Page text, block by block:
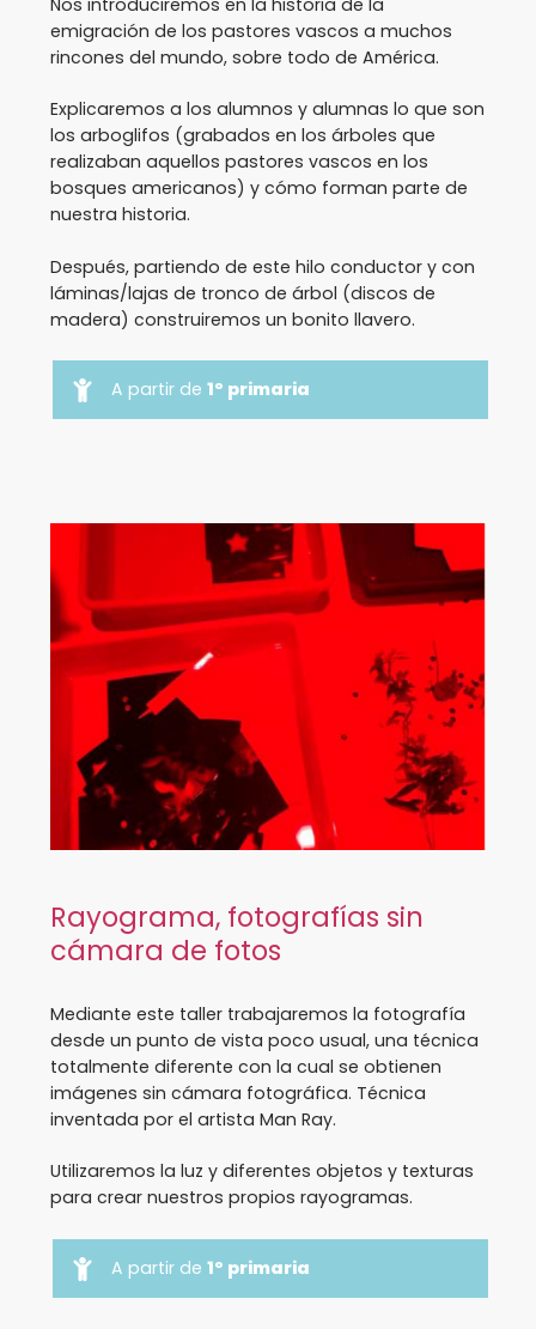
Nos introduciremos en la historia de la
emigración de los pastores vascos a muchos
rincones del mundo, sobre todo de América.
Explicaremos a los alumnos y alumnas lo que son
los arboglifos (grabados en los árboles que
realizaban aquellos pastores vascos en los
bosques americanos) y cómo forman parte de
nuestra historia.
Después, partiendo de este hilo conductor y con
láminas/lajas de tronco de árbol (discos de
madera) construiremos un bonito llavero.
A partir de 1º primaria
Rayograma, fotografías sin
cámara de fotos
Mediante este taller trabajaremos la fotografía
desde un punto de vista poco usual, una técnica
totalmente diferente con la cual se obtienen
imágenes sin cámara fotográfica. Técnica
inventada por el artista Man Ray.
Utilizaremos la luz y diferentes objetos y texturas
para crear nuestros propios rayogramas.
A partir de 1º primaria